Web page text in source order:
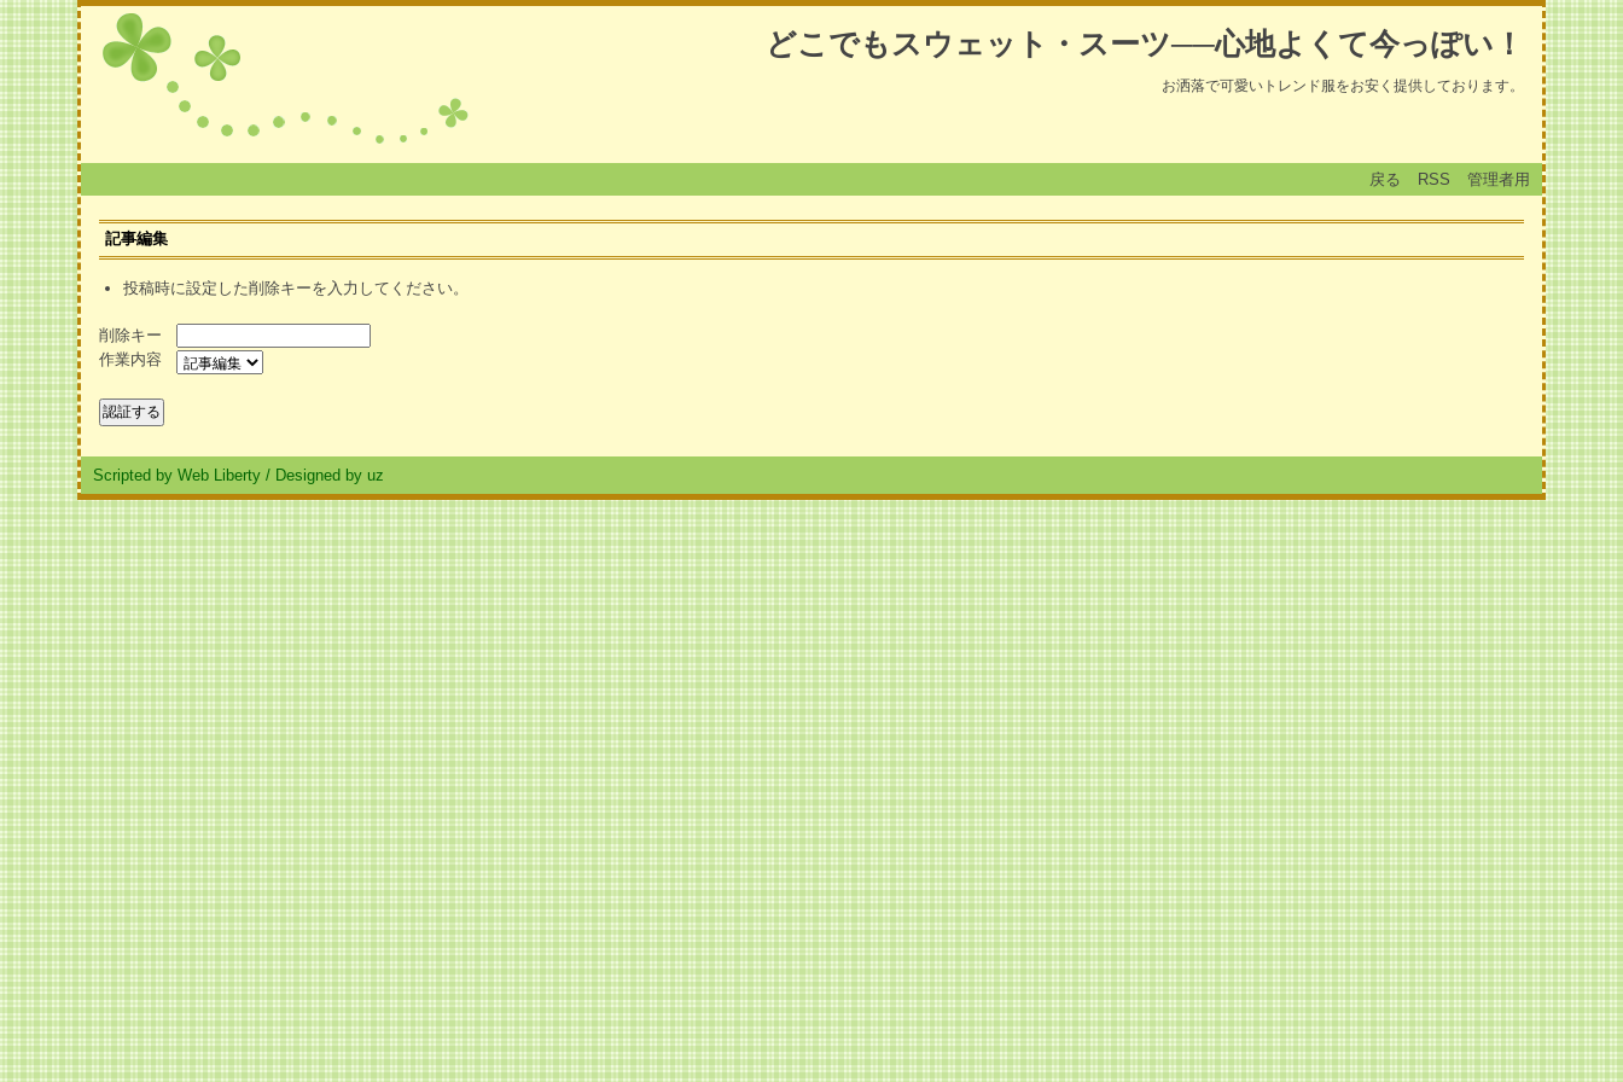
どこでもスウェット・スーツ──心地よくて今っぽい！
お洒落で可愛いトレンド服をお安く提供しております。
戻る RSS 管理者用
記事編集
投稿時に設定した削除キーを入力してください。
削除キー
作業内容
Scripted by Web Liberty / Designed by uz